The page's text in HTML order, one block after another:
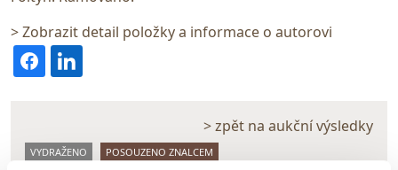
> Zobrazit detail položky a informace o autorovi
> zpět na aukční výsledky
VYDRAŽENO POSOUZENO ZNALCEM